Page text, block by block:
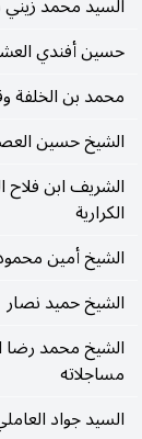
حسين أفندي
محمد بن الخلفة
الشيخ حسين
الشريف ابن فلاح
الكرارية
الشيخ أمين
الشيخ حميد نصار
الشيخ محمد رضا
مساجلاته
السيد جواد
وما
هلم
ادخرته
على
المستضام
السيدالسيد
الأروع
المعظم